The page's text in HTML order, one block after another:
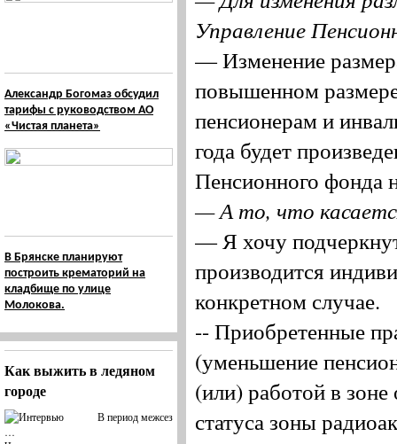
Александр Богомаз обсудил
тарифы с руководством АО
«Чистая планета»
В Брянске планируют
построить крематорий на
кладбище по улице
Молокова.
Как выжить в ледяном
городе
В период межсез
…
Управление
— Изменение
повышенном
пенсионерам и
года будет
Пенсионного фонда
— А то, что
— Я хочу
производится
конкретном случае.
-- Приобретенные
(уменьшение
(или) работой в
статуса зоны